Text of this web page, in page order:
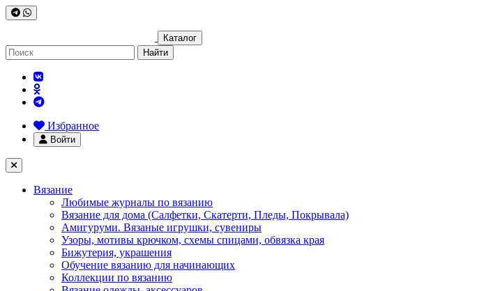
Каталог
Найти
Избранное
Войти
Вязание
Любимые журналы по вязанию
Вязание для дома (Салфетки, Скатерти, Пледы, Покрывала)
Амигуруми. Вязаные игрушки, сувениры
Узоры, мотивы крючком, схемы спицами, обвязка края
Бижутерия, украшения
Обучение вязанию для начинающих
Коллекции по вязанию